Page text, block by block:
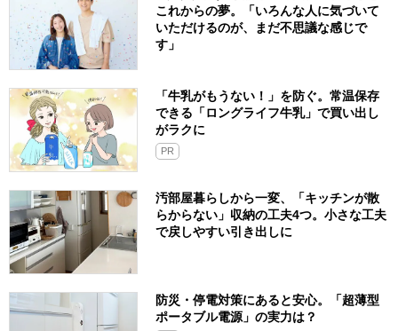
これからの夢。「いろんな人に気づいて
いただけるのが、まだ不思議な感じで
す」
「牛乳がもうない！」を防ぐ。常温保存
できる「ロングライフ牛乳」で買い出し
がラクに
PR
汚部屋暮らしから一変、「キッチンが散
らからない」収納の工夫4つ。小さな工夫
で戻しやすい引き出しに
防災・停電対策にあると安心。「超薄型
ポータブル電源」の実力は？​